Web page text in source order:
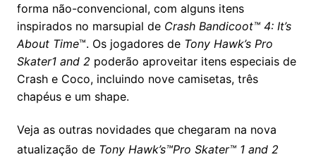
forma não-convencional, com alguns itens
inspirados no marsupial de Crash Bandicoot™ 4: It’s
About Time™. Os jogadores de Tony Hawk’s Pro
Skater1 and 2 poderão aproveitar itens especiais de
Crash e Coco, incluindo nove camisetas, três
chapéus e um shape.
Veja as outras novidades que chegaram na nova
atualização de Tony Hawk’s™Pro Skater™ 1 and 2